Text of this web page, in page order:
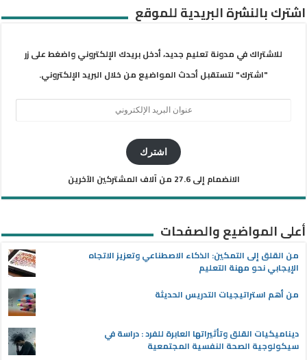
اشترك بالنشرة البريدية للموقع
للاشتراك في مدونة تعليم جديد، أدخل بريدك الإلكتروني واضغط على زر
"اشترك" لتستقبل أحدث المواضيع من خلال البريد الإلكتروني.
اشترك
الانضمام إلى 27.6 من آلاف المشتركين الآخرين
أعلى المواضيع والصفحات
من القلق إلى التمكين: الذكاء الاصطناعي وتعزيز الاتجاه
الإيجابي نحو مهنة التعليم
من أهم استراتيجيات التدريس الحديثة
ديناميكيات القلق وتأثيراتها العابرة للفرد : دراسة في
سيكولوجية الصحة النفسية المجتمعية